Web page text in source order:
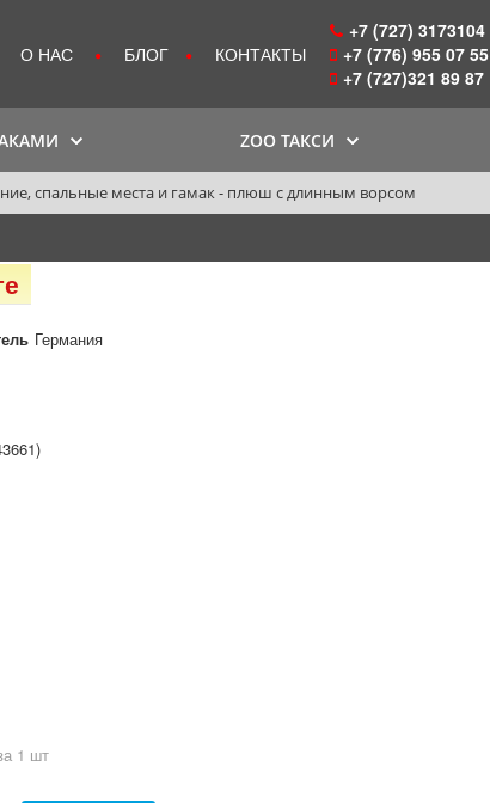
О НАС БЛОГ КОНТАКТЫ
+7 (727) 3173104
+7 (776) 955 07 55
+7 (727)321 89 87
ZOO ТАКСИ
спальные места и гамак - плюш с длинным ворсом
Германия
1 шт